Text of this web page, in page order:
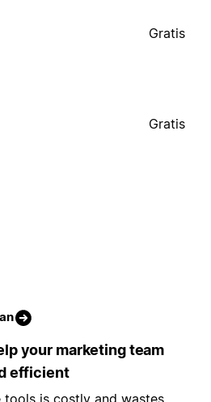
Gratis
Gratis
your marketing team
efficient